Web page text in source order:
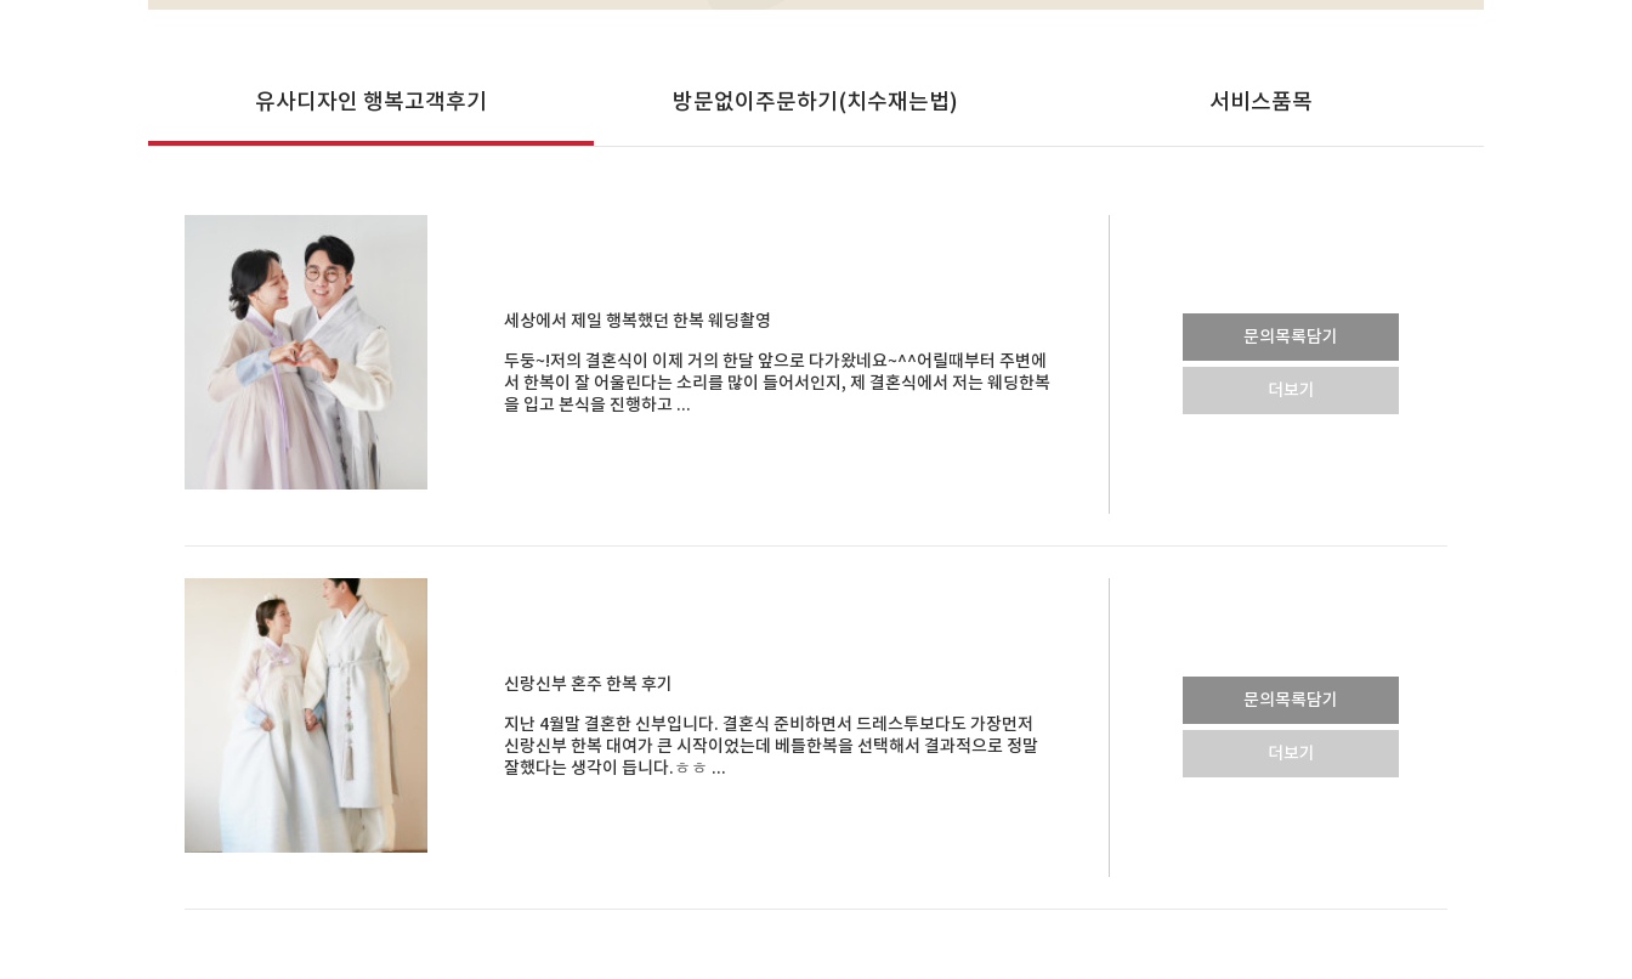
유사디자인 행복고객후기 방문없이주문하기(치수재는법) 서비스품목
세상에서 제일 행복했던 한복 웨딩촬영
두둥~!저의 결혼식이 이제 거의 한달 앞으로 다가왔네요~^^어릴때부터 주변에
서 한복이 잘 어울린다는 소리를 많이 들어서인지, 제 결혼식에서 저는 웨딩한복
을 입고 본식을 진행하고 ...
문의목록담기
더보기
신랑신부 혼주 한복 후기
지난 4월말 결혼한 신부입니다. 결혼식 준비하면서 드레스투보다도 가장먼저
신랑신부 한복 대여가 큰 시작이었는데 베틀한복을 선택해서 결과적으로 정말
잘했다는 생각이 듭니다.ㅎㅎ ...
문의목록담기
더보기